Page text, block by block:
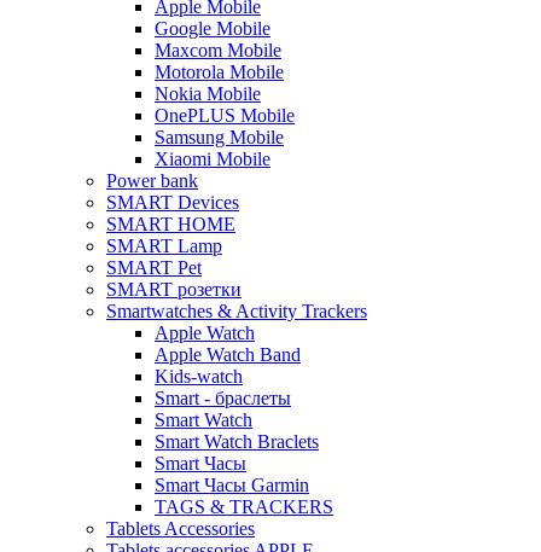
Apple Mobile
Google Mobile
Maxcom Mobile
Motorola Mobile
Nokia Mobile
OnePLUS Mobile
Samsung Mobile
Xiaomi Mobile
Power bank
SMART Devices
SMART HOME
SMART Lamp
SMART Pet
SMART розетки
Smartwatches & Activity Trackers
Apple Watch
Apple Watch Band
Kids-watch
Smart - браслеты
Smart Watch
Smart Watch Braclets
Smart Часы
Smart Часы Garmin
TAGS & TRACKERS
Tablets Accessories